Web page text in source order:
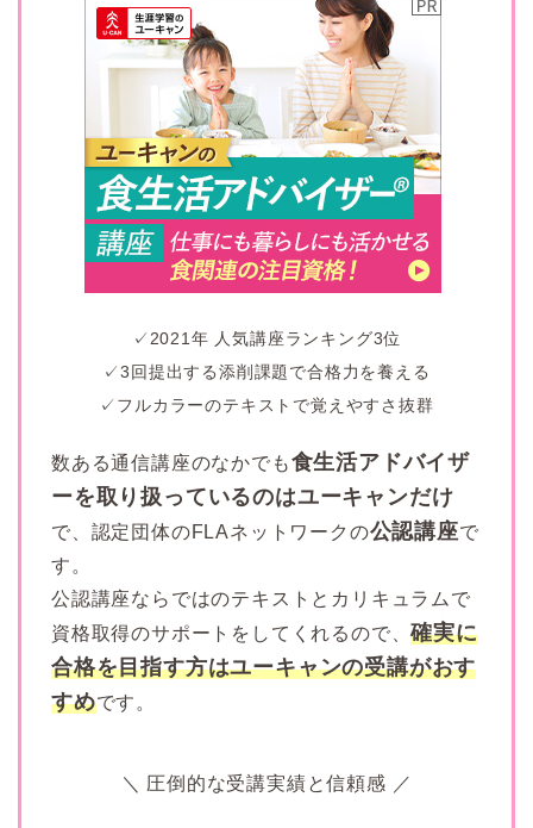
✓2021年 人気講座ランキング3位
✓3回提出する添削課題で合格力を養える
✓フルカラーのテキストで覚えやすさ抜群
数ある通信講座のなかでも食生活アドバイザ
ーを取り扱っているのはユーキャンだけ
で、認定団体のFLAネットワークの公認講座で
す。
公認講座ならではのテキストとカリキュラムで
資格取得のサポートをしてくれるので、確実に
合格を目指す方はユーキャンの受講がおす
すめです。
＼ 圧倒的な受講実績と信頼感 ／